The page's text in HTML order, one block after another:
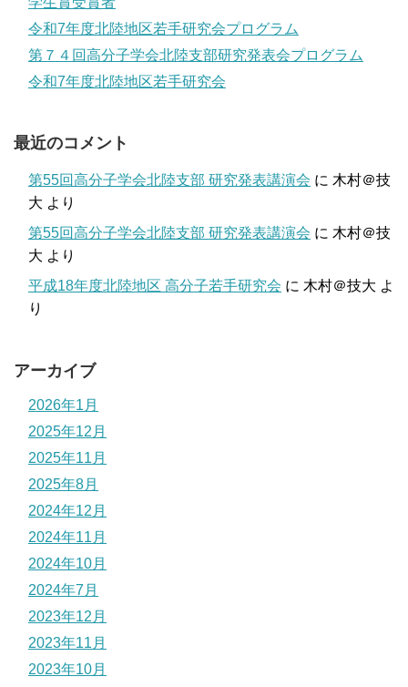
令和7年度北陸地区若手研究会プログラム
第７４回高分子学会北陸支部研究発表会プログラム
令和7年度北陸地区若手研究会
最近のコメント
第55回高分子学会北陸支部 研究発表講演会 に 木村＠技
大 より
第55回高分子学会北陸支部 研究発表講演会 に 木村＠技
大 より
平成18年度北陸地区 高分子若手研究会 に 木村＠技大 よ
り
アーカイブ
2026年1月
2025年12月
2025年11月
2025年8月
2024年12月
2024年11月
2024年10月
2024年7月
2023年12月
2023年11月
2023年10月